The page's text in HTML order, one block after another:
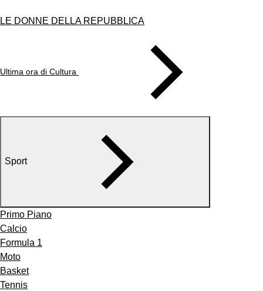
LE DONNE DELLA REPUBBLICA
Ultima ora di Cultura
Sport
Primo Piano
Calcio
Formula 1
Moto
Basket
Tennis